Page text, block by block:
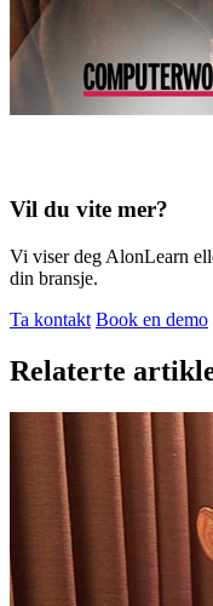
Vil du vite mer?
Vi viser deg AlonLearn
din bransje.
Ta kontakt Book en demo
Relaterte